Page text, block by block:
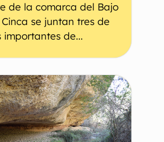
de la comarca del Bajo
se juntan tres de
importantes de...